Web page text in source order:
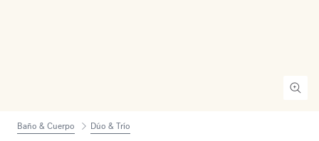
Baño & Cuerpo Dúo & Trío